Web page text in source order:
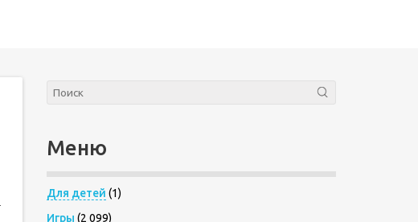
Меню
Для детей (1)
Игры (2 099)